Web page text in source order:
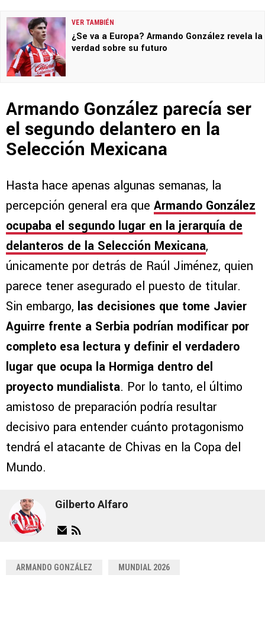
VER TAMBIÉN
¿Se va a Europa? Armando González revela la
verdad sobre su futuro
Armando González parecía ser
el segundo delantero en la
Selección Mexicana
Hasta hace apenas algunas semanas, la
percepción general era que Armando González
ocupaba el segundo lugar en la jerarquía de
delanteros de la Selección Mexicana,
únicamente por detrás de Raúl Jiménez, quien
parece tener asegurado el puesto de titular.
Sin embargo, las decisiones que tome Javier
Aguirre frente a Serbia podrían modificar por
completo esa lectura y definir el verdadero
lugar que ocupa la Hormiga dentro del
proyecto mundialista. Por lo tanto, el último
amistoso de preparación podría resultar
decisivo para entender cuánto protagonismo
tendrá el atacante de Chivas en la Copa del
Mundo.
Gilberto Alfaro
ARMANDO GONZÁLEZ MUNDIAL 2026